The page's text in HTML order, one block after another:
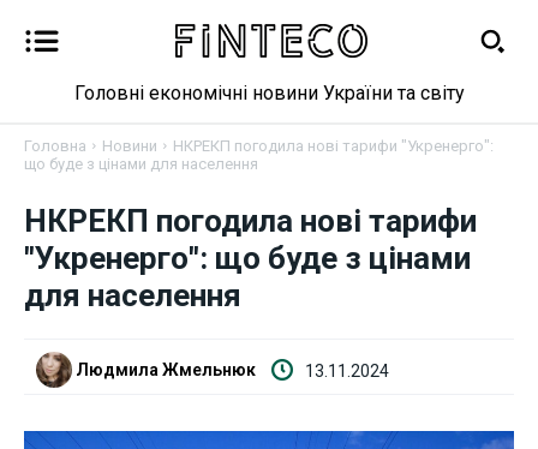
Новини
Бізнес
Головні економічні новини України та світу
Головна Новини
НКРЕКП погодила нові тарифи "Укренерго":
що буде з цінами для населення
НКРЕКП погодила нові тарифи
"Укренерго": що буде з цінами
для населення
Людмила Жмельнюк 13.11.2024